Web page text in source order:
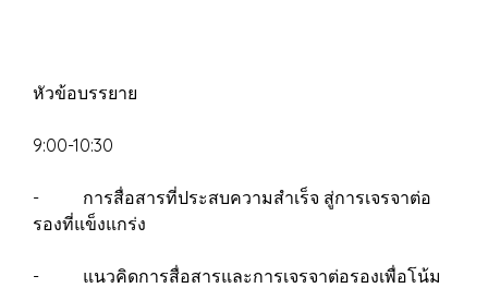
หัวข้อบรรยาย
9:00-10:30
- การสื่อสารที่ประสบความสำเร็จ สู่การเจรจาต่อ
รองที่แข็งแกร่ง
- แนวคิดการสื่อสารและการเจรจาต่อรองเพื่อโน้ม